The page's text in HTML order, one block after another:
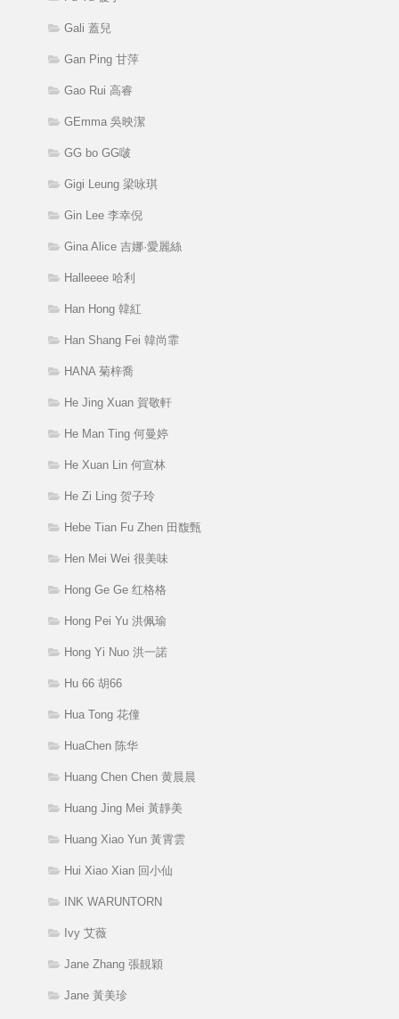
Gali 蓋兒
Gan Ping 甘萍
Gao Rui 高睿
GEmma 吳映潔
GG bo GG啵
Gigi Leung 梁咏琪
Gin Lee 李幸倪
Gina Alice 吉娜·愛麗絲
Halleeee 哈利
Han Hong 韓紅
Han Shang Fei 韓尚霏
HANA 菊梓喬
He Jing Xuan 賀敬軒
He Man Ting 何曼婷
He Xuan Lin 何宣林
He Zi Ling 贺子玲
Hebe Tian Fu Zhen 田馥甄
Hen Mei Wei 很美味
Hong Ge Ge 红格格
Hong Pei Yu 洪佩瑜
Hong Yi Nuo 洪一諾
Hu 66 胡66
Hua Tong 花僮
HuaChen 陈华
Huang Chen Chen 黄晨晨
Huang Jing Mei 黃靜美
Huang Xiao Yun 黃霄雲
Hui Xiao Xian 回小仙
INK WARUNTORN
Ivy 艾薇
Jane Zhang 張靚穎
Jane 黃美珍